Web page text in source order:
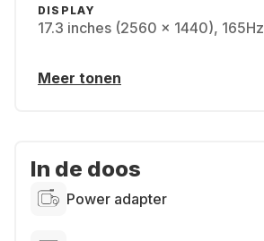
DISPLAY
17.3 inches (2560 x 1440), 165Hz
Meer tonen
In de doos
Power adapter